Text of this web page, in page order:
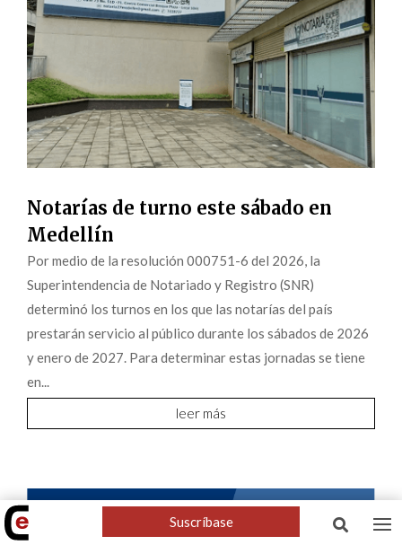
Notarías de turno este sábado en
Medellín
Por medio de la resolución 000751-6 del 2026, la
Superintendencia de Notariado y Registro (SNR)
determinó los turnos en los que las notarías del país
prestarán servicio al público durante los sábados de 2026
y enero de 2027. Para determinar estas jornadas se tiene
en...
leer más
Suscríbase 